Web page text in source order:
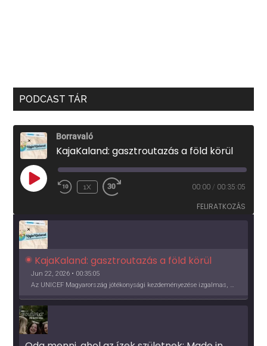
PODCAST TÁR
Borravaló
KajaKaland: gasztroutazás a föld körül
PLAY
EPISODE
1X 00:00 / 00:35:05
FELIRATKOZÁS
KajaKaland: gasztroutazás a föld körül
Jun 22, 2026 • 00:35:05
Az UNICEF Magyarország jótékonysági kezdeményezése izgalmas, egész éves világkörüli ízutazásra hív, igazi családi program és gasztroedukáció, illetve segítség a rászorulóknak is egyben.